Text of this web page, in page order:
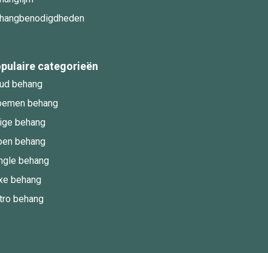
categorieën
behang
behang
behang
behang
behang
behang
behang